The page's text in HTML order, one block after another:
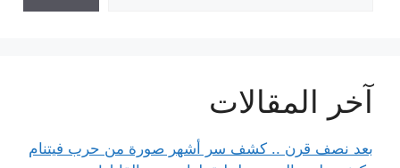
آخر المقالات
بعد نصف قرن .. كشف سر أشهر صورة من حرب فيتنام